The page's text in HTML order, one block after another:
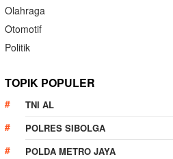
Olahraga
Otomotif
Politik
TOPIK POPULER
TNI AL
POLRES SIBOLGA
POLDA METRO JAYA